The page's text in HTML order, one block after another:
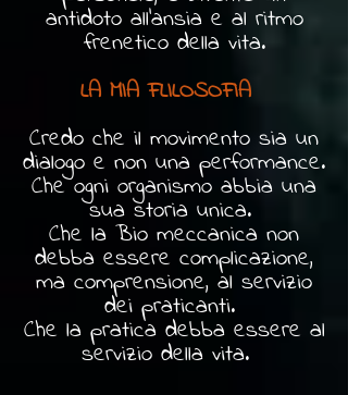
antidoto all'ansia e al ritmo
frenetico della vita.
LA MIA FLILOSOFIA
Credo che il movimento sia un
dialogo e non una performance.
Che ogni organismo abbia una
sua storia unica.
Che la Bio meccanica non
debba essere complicazione,
ma comprensione, al servizio
dei praticanti.
Che la pratica debba essere al
servizio della vita.